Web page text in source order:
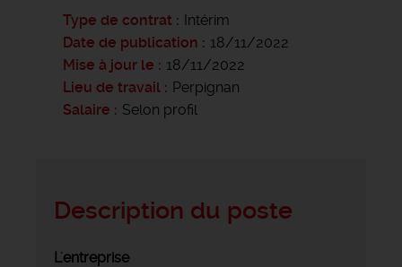
Type de contrat
Intérim
Date de publication
18/11/2022
Mise à jour le
18/11/2022
Lieu de travail
Perpignan
Salaire
Selon profil
Description du poste
L'entreprise